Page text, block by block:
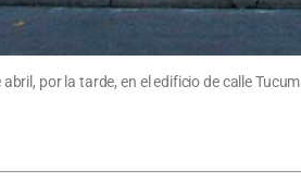
por la tarde, en el edificio de calle